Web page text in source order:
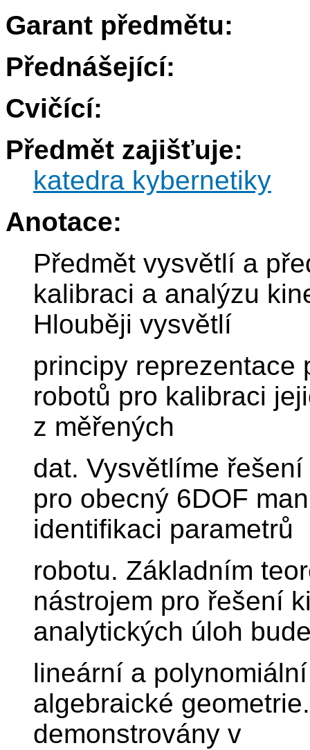
Garant předmětu:
Přednášející:
Cvičící:
Předmět zajišťuje:
katedra kybernetiky
Anotace:
Předmět vysvětlí a
kalibraci a analýzu
Hlouběji vysvětlí
principy reprezentace
robotů pro kalibraci
z měřených
dat. Vysvětlíme
pro obecný 6DOF
identifikaci parametrů
robotu. Základním
nástrojem pro řešení
analytických úloh
lineární a
algebraické
demonstrovány v